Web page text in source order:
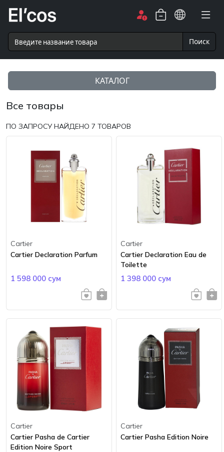
Поиск
КАТАЛОГ
Все товары
ПО ЗАПРОСУ НАЙДЕНО 7 ТОВАРОВ
Cartier
Cartier Declaration Parfum
1 598 000 сум
Cartier
Cartier Declaration Eau de
Toilette
1 398 000 сум
Cartier
Cartier Pasha de Cartier
Edition Noire Sport
Cartier
Cartier Pasha Edition Noire